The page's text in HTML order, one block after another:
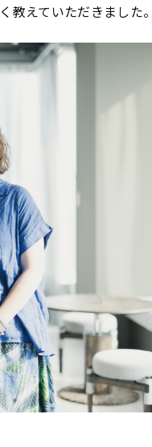
教えていただきました。